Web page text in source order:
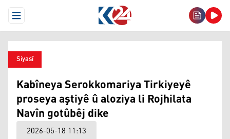
Open Menu
Siyasî
Kabîneya Serokkomariya Tirkiyeyê
proseya aştiyê û aloziya li Rojhilata
Navîn gotûbêj dike
2026-05-18 11:13